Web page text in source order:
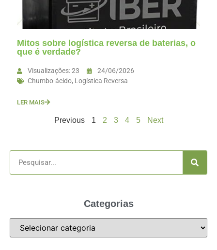
Mitos sobre logística reversa de baterias, o
que é verdade?
Visualizações: 23
24/06/2026
Chumbo-ácido, Logística Reversa
LER MAIS
Previous 1 2 3 4 5 Next
Categorias